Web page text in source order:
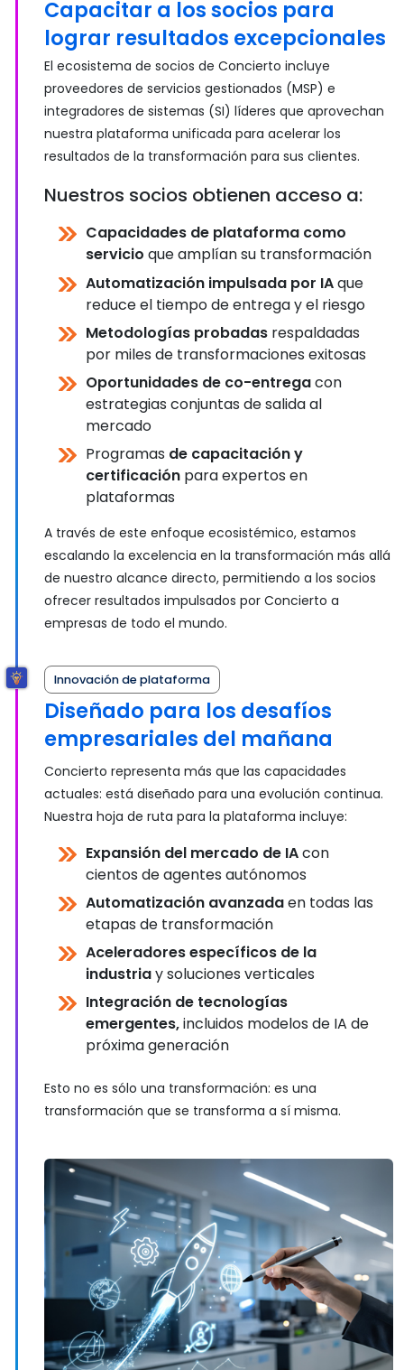
Capacitar a los socios para
lograr resultados excepcionales
El ecosistema de socios de Concierto incluye
proveedores de servicios gestionados (MSP) e
integradores de sistemas (SI) líderes que aprovechan
nuestra plataforma unificada para acelerar los
resultados de la transformación para sus clientes.
Nuestros socios obtienen acceso a:
Capacidades de plataforma como
servicio que amplían su transformación
Automatización impulsada por IAque
reduce el tiempo de entrega y el riesgo
Metodologías probadas respaldadas
por miles de transformaciones exitosas
Oportunidades de co-entregacon
estrategias conjuntas de salida al
mercado
Programas de capacitación y
certificación para expertos en
plataformas
A través de este enfoque ecosistémico, estamos
escalando la excelencia en la transformación más allá
de nuestro alcance directo, permitiendo a los socios
ofrecer resultados impulsados por Concierto a
empresas de todo el mundo.
Innovación de plataforma
Diseñado para los desafíos
empresariales del mañana
Concierto representa más que las capacidades
actuales: está diseñado para una evolución continua.
Nuestra hoja de ruta para la plataforma incluye:
Expansión del mercado de IAcon
cientos de agentes autónomos
Automatización avanzadaen todas las
etapas de transformación
Aceleradores específicos de la
industriay soluciones verticales
Integración de tecnologías
emergentes,incluidos modelos de IA de
próxima generación
Esto no es sólo una transformación: es una
transformación que se transforma a sí misma.